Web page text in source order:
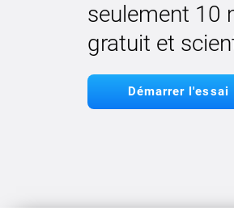
seulement 10
gratuit et
Démarrer l'essai